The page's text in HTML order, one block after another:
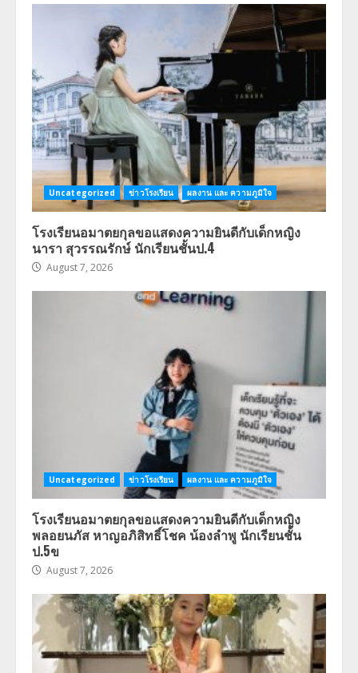
Uncategorized ข่าวโรงเรียน ผลงาน และ ความภูมิใจ
โรงเรียนอมาตยกุลขอแสดงความยินดีกับเด็กหญิง
นารา สุวรรณรักษ์ นักเรียนชั้นป.4
August 7, 2026
Uncategorized ข่าวโรงเรียน ผลงาน และ ความภูมิใจ
โรงเรียนอมาตยกุลขอแสดงความยินดีกับเด็กหญิง
พลอยนภัส หาญอภิสิทธิ์โชค น้องลำพู นักเรียนชั้น
ป.5ข
August 7, 2026